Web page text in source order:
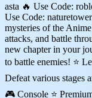
asta 🔥 Use Code:
Use Code:
mysteries of the
attacks, and battle
new chapter in your
to battle enemies! ⭐
Defeat various
🎮 Console ⭐